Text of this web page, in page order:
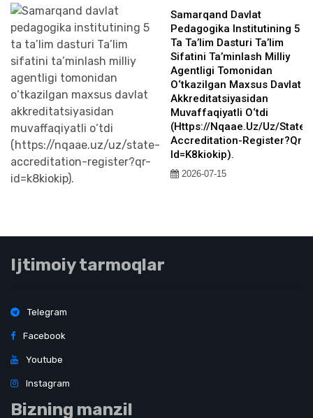
Samarqand Davlat
Pedagogika Institutining 5
Ta Ta’lim Dasturi Ta’lim
Sifatini Ta’minlash Milliy
Agentligi Tomonidan
O‘tkazilgan Maxsus Davlat
Akkreditatsiyasidan
Muvaffaqiyatli O‘tdi
(https://nqaae.uz/uz/state-
Accreditation-Register?qr-
Id=k8kiokip).
2026-07-15
Ijtimoiy tarmoqlar
Telegram
Facebook
Youtube
Instagram
Bizning manzil